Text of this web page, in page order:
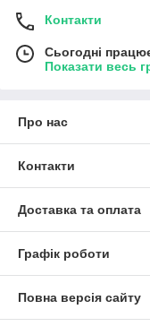
Контакти
Сьогодні
Показати весь
Про нас
Контакти
Доставка та оплата
Графік роботи
Повна версія сайту